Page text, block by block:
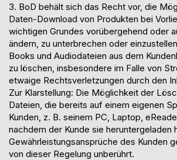
3. BoD behält sich das Recht vor, die
Daten-Download von Produkten bei
wichtigen Grundes vorübergehend oder
ändern, zu unterbrechen oder
Books und Audiodateien aus dem
zu löschen, insbesondere im Falle von
etwaige Rechtsverletzungen durch den
Zur Klarstellung: Die Möglichkeit der
Dateien, die bereits auf einem eigenen
Kunden, z. B. seinem PC, Laptop,
nachdem der Kunde sie heruntergeladen
Gewährleistungsansprüche des Kunden
von dieser Regelung unberührt.